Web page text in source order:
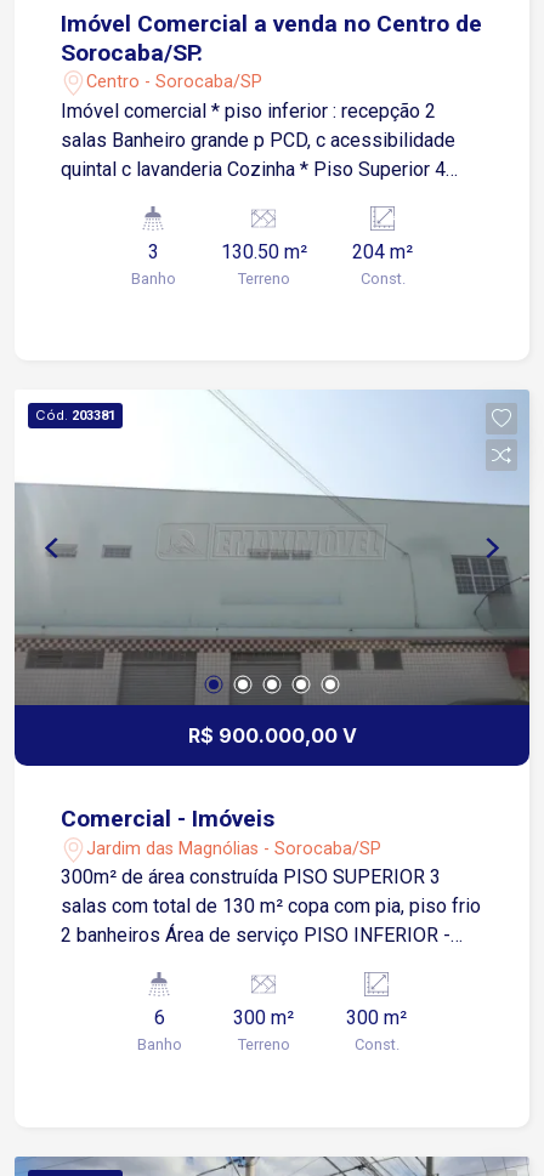
Imóvel Comercial a venda no Centro de
Sorocaba/SP.
Centro - Sorocaba/SP
Imóvel comercial * piso inferior : recepção 2
salas Banheiro grande p PCD, c acessibilidade
quintal c lavanderia Cozinha * Piso Superior 4
possuem pia não tem garagem Testada : 8,70 m
A/C: 204 m
3
Banho
130.50 m²
Terreno
204 m²
Const.
Cód. 203381
R$ 900.000,00 V
Comercial - Imóveis
Jardim das Magnólias - Sorocaba/SP
300m² de área construída PISO SUPERIOR 3
salas com total de 130 m² copa com pia, piso frio
2 banheiros Área de serviço PISO INFERIOR -
Banheiro: 2 PISO INFERIOR LATERAL 2 portas
Tamanho do salão: 60m Banheiro - 2
6
Banho
300 m²
Terreno
300 m²
Const.